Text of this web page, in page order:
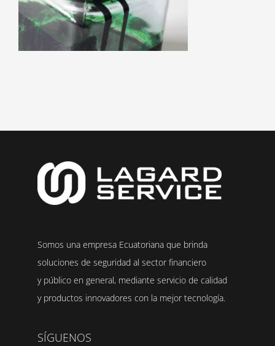
Somos una empresa Ecuatoriana que brinda
soluciones de seguridad al sector financiero
y público en general, mediante servicio de calidad
y productos innovadores con la mejor tecnología.
SÍGUENOS